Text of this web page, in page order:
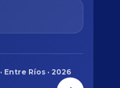
· Entre Ríos · 2026